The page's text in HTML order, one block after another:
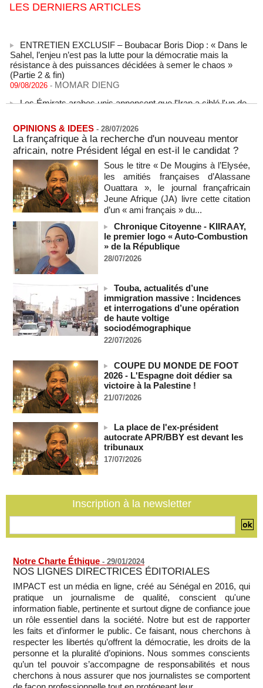
LES DERNIERS ARTICLES
Sahel, l’enjeu n’est pas la lutte pour la démocratie mais la
résistance à des puissances décidées à semer le chaos »
(Partie 2 & fin)
09/08/2026 -MOMAR DIENG
leurs navires avec un missile dans le détroit d'Ormuz
Le bilan des décès liés à la « migration massive » vers
Ceuta s'élève désormais à 14 personnes, selon une autorité
marocaine :
08/08/2026 -
Sénégal - Une revue de presse du 8 août 2026 (Par IA)
08/08/2026 -MOMO ALADJI
SENEGAL - Les Unes de la presse quotidienne du 8/9 août
2026
08/08/2026 -MOMO ALADJI
A Ceuta, les enfants migrants risquent d'être victimes de
maltraitance et d'exploitation, avertissent des ONG
07/08/2026 -
Les Bourses mondiales touchent des sommets après
l'emploi américain
07/08/2026 -
"Construction de la Grande Côte D'ivoire" : Le Président
Alassane Ouattara appelle à la contribution de toutes les forces
Polémique à l’Assemblée nationale : Yaël Braun-Pivet se dit
"dépassée" par les critiques concernant le nouveau pavillon
07/08/2026 -
Depuis le « cessez-le-feu » à Gaza, les forces israéliennes
ont tué 300 enfants palestiniens (UNICEF)
07/08/2026 -
Guinée-Bissau - Première visite de la médiation sénégalaise
après le sommet de la Cedeao
07/08/2026 -
mois après son départ du pouvoir
rupture diplomatique » entre les 2 pays
OPINIONS & IDEES - 28/07/2026
La françafrique à la recherche d'un nouveau mentor
africain, notre Président légal en est-il le candidat ?
Sous le titre « De Mougins à l’Elysée,
les amitiés françaises d’Alassane
Ouattara », le journal françafricain
Jeune Afrique (JA) livre cette citation
d’un « ami français » du...
Chronique Citoyenne - KIIRAAY,
le premier logo « Auto-Combustion
» de la République
28/07/2026
Touba, actualités d’une
immigration massive : Incidences
et interrogations d’une opération
de haute voltige
sociodémographique
22/07/2026
COUPE DU MONDE DE FOOT
2026 - L'Espagne doit dédier sa
victoire à la Palestine !
21/07/2026
La place de l'ex-président
autocrate APR/BBY est devant les
tribunaux
17/07/2026
Inscription à la newsletter
Notre Charte Éthique - 29/01/2024
NOS LIGNES DIRECTRICES ÉDITORIALES
IMPACT est un média en ligne, créé au Sénégal en 2016, qui
pratique un journalisme de qualité, conscient qu'une
information fiable, pertinente et surtout digne de confiance joue
un rôle essentiel dans la société. Notre but est de rapporter
les faits et d’informer le public. Ce faisant, nous cherchons à
respecter les libertés qu’offrent la démocratie, les droits de la
personne et la pluralité d’opinions. Nous sommes conscients
qu’un tel pouvoir s’accompagne de responsabilités et nous
cherchons à nous assurer que nos journalistes se comportent